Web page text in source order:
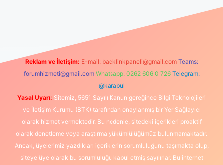
Reklam ve İletişim: E-mail: backlinkpaneli@gmail.com Teams:
forumhizmeti@gmail.com Whatsapp: 0262 606 0 726 Telegram:
@karabul
Yasal Uyarı: Sitemiz, 5651 Sayılı Kanun gereğince Bilgi Teknolojileri
ve İletişim Kurumu (BTK) tarafından onaylanmış bir Yer Sağlayıcı
olarak hizmet vermektedir. Bu nedenle, sitedeki içerikleri proaktif
olarak denetleme veya araştırma yükümlülüğümüz bulunmamaktadır.
Ancak, üyelerimiz yazdıkları içeriklerin sorumluluğunu taşımakta olup,
siteye üye olarak bu sorumluluğu kabul etmiş sayılırlar. Bu internet